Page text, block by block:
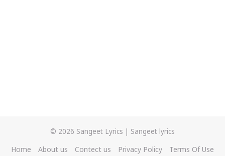
© 2026 Sangeet Lyrics | Sangeet lyrics
Home
About us Contect us Privacy Policy Terms Of Use